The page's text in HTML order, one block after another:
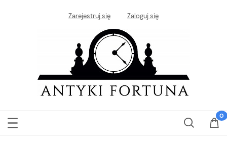
Zarejestruj się Zaloguj się